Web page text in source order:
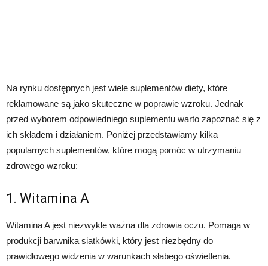
Na rynku dostępnych jest wiele suplementów diety, które
reklamowane są jako skuteczne w poprawie wzroku. Jednak
przed wyborem odpowiedniego suplementu warto zapoznać się z
ich składem i działaniem. Poniżej przedstawiamy kilka
popularnych suplementów, które mogą pomóc w utrzymaniu
zdrowego wzroku:
1. Witamina A
Witamina A jest niezwykle ważna dla zdrowia oczu. Pomaga w
produkcji barwnika siatkówki, który jest niezbędny do
prawidłowego widzenia w warunkach słabego oświetlenia.